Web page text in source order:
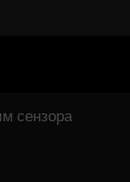
сензора